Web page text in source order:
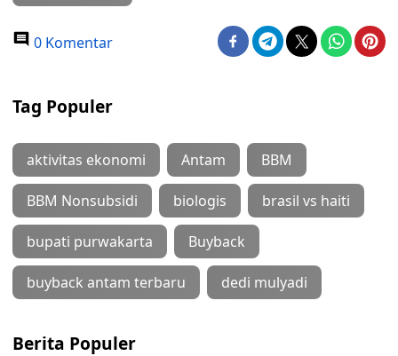
0 Komentar
Tag Populer
aktivitas ekonomi Antam BBM
BBM Nonsubsidi biologis brasil vs haiti
bupati purwakarta Buyback
buyback antam terbaru dedi mulyadi
Berita Populer